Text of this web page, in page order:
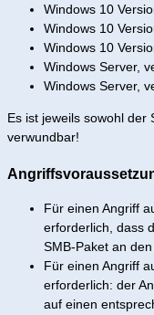
Windows 10
Windows 10
Windows 10
Windows Server,
Windows Server,
Es ist jeweils sowohl der
verwundbar!
Für einen Angriff
erforderlich, dass
SMB-Paket an
Für einen Angriff
erforderlich: der
auf einen